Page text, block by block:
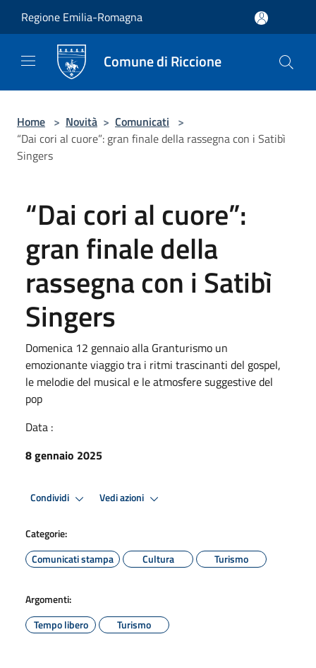
Regione Emilia-Romagna
Comune di Riccione
Home > Novità > Comunicati >
“Dai cori al cuore”: gran finale della rassegna con i Satibì
Singers
“Dai cori al cuore”:
gran finale della
rassegna con i Satibì
Singers
Domenica 12 gennaio alla Granturismo un
emozionante viaggio tra i ritmi trascinanti del gospel,
le melodie del musical e le atmosfere suggestive del
pop
Data :
8 gennaio 2025
Condividi Vedi azioni
Categorie:
Comunicati stampa
Cultura Turismo
Argomenti:
Tempo libero
Turismo